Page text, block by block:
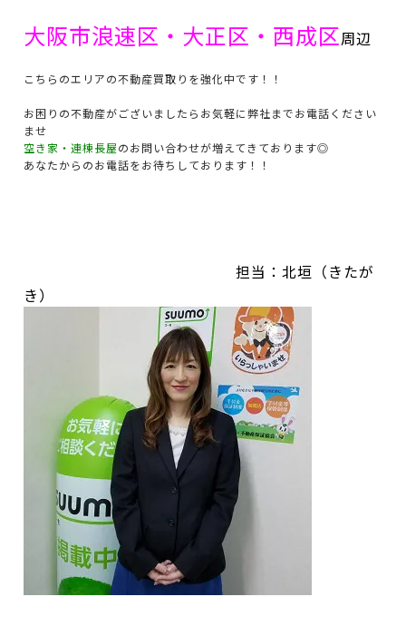
大阪市浪速区・大正区・西成区周辺
こちらのエリアの不動産買取りを強化中です！！
お困りの不動産がございましたらお気軽に弊社までお電話ください
ませ
空き家・連棟長屋のお問い合わせが増えてきております◎
あなたからのお電話をお待ちしております！！
担当：北垣（きたが
き）